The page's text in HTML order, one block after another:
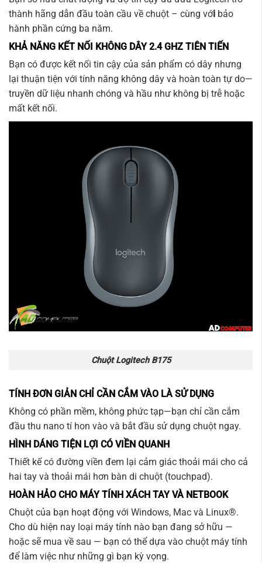
thành hãng dẫn đầu toàn cầu về chuột – cùng với bảo
hành phần cứng ba năm.
KHẢ NĂNG KẾT NỐI KHÔNG DÂY 2.4 GHZ TIÊN TIẾN
Bạn có được kết nối tin cậy của sản phẩm có dây nhưng
lại thuận tiện với tính năng không dây và hoàn toàn tự do—
truyền dữ liệu nhanh chóng và hầu như không bị trễ hoặc
mất kết nối.
Chuột Logitech B175
TÍNH ĐƠN GIẢN CHỈ CẦN CẮM VÀO LÀ SỬ DỤNG
Không có phần mềm, không phức tạp—bạn chỉ cần cắm
đầu thu nano tí hon vào và bắt đầu sử dụng chuột ngay.
HÌNH DÁNG TIỆN LỢI CÓ VIỀN QUANH
Thiết kế có đường viền đem lại cảm giác thoải mái cho cả
hai tay và thoải mái hơn bàn di chuột (touchpad).
HOÀN HẢO CHO MÁY TÍNH XÁCH TAY VÀ NETBOOK
Chuột của bạn hoạt động với Windows, Mac và Linux®.
Cho dù hiện nay loại máy tính nào bạn đang sở hữu —
hoặc sẽ mua về sau — bạn có thể dựa vào chuột máy tính
để làm việc như những gì bạn kỳ vọng.